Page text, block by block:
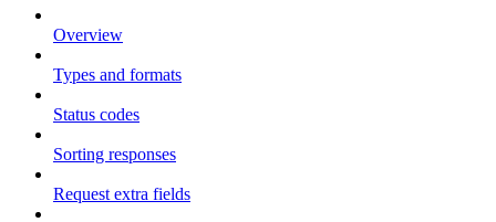
Overview
Types and formats
Status codes
Sorting responses
Request extra fields